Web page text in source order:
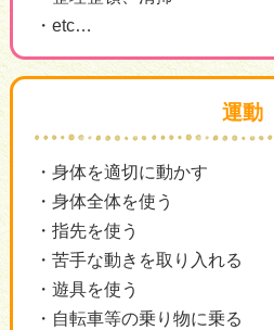
etc…
運動
身体を適切に動かす
身体全体を使う
指先を使う
苦手な動きを取り入れる
遊具を使う
自転車等の乗り物に乗る